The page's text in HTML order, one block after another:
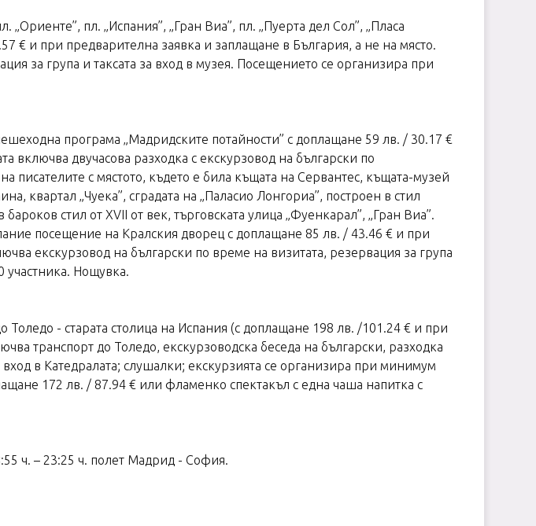
пл. „Испания”, „Гран Виа”, пл. „Пуерта дел Сол”, „Пласа
и при предварителна заявка и заплащане в България, а не на място.
за група и таксата за вход в музея. Посещението се организира при
програма „Мадридските потайности” с доплащане 59 лв. / 30.17 €
включва двучасова разходка с екскурзовод на български по
писателите с мястото, където е била къщата на Сервантес, къщата-музей
квартал „Чуека”, сградата на „Паласио Лонгориа”, построен в стил
стил от XVII от век, търговската улица „Фуенкарал”, „Гран Виа”.
посещение на Кралския дворец с доплащане 85 лв. / 43.46 € и при
екскурзовод на български по време на визитата, резервация за група
участника. Нощувка.
- старата столица на Испания (с доплащане 198 лв. /101.24 € и при
транспорт до Толедо, екскурзоводска беседа на български, разходка
в Катедралата; слушалки; екскурзията се организира при минимум
172 лв. / 87.94 € или фламенко спектакъл с една чаша напитка с
ч. – 23:25 ч. полет Мадрид - София.